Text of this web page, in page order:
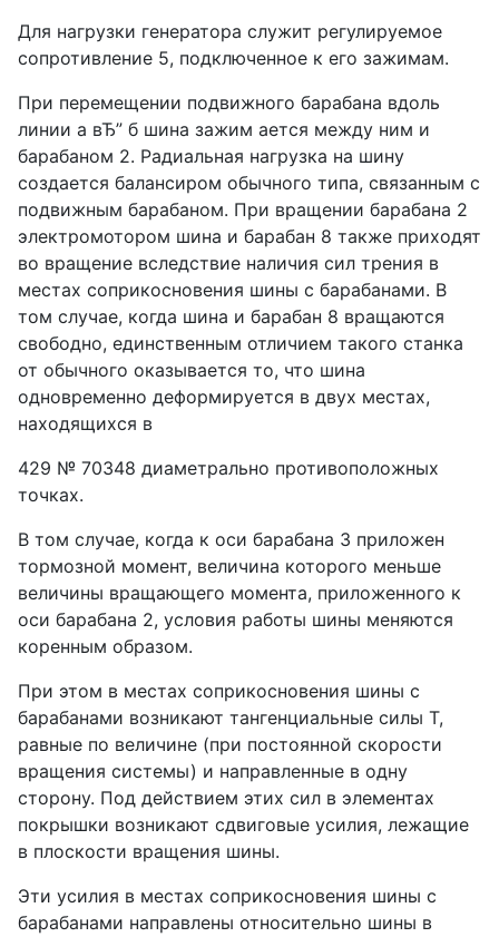
Для нагрузки генератора служит регулируемое
сопротивление 5, подключенное к его зажимам.
При перемещении подвижного барабана вдоль
линии а вЂ” б шина зажим ается между ним и
барабаном 2. Радиальная нагрузка на шину
создается балансиром обычного типа, связанным с
подвижным барабаном. При вращении барабана 2
электромотором шина и барабан 8 также приходят
во вращение вследствие наличия сил трения в
местах соприкосновения шины с барабанами. В
том случае, когда шина и барабан 8 вращаются
свободно, единственным отличием такого станка
от обычного оказывается то, что шина
одновременно деформируется в двух местах,
находящихся в
429 № 70348 диаметрально противоположных
точках.
В том случае, когда к оси барабана 3 приложен
тормозной момент, величина которого меньше
величины вращающего момента, приложенного к
оси барабана 2, условия работы шины меняются
коренным образом.
При этом в местах соприкосновения шины с
барабанами возникают тангенциальные силы Т,
равные по величине (при постоянной скорости
вращения системы) и направленные в одну
сторону. Под действием этих сил в элементах
покрышки возникают сдвиговые усилия, лежащие
в плоскости вращения шины.
Эти усилия в местах соприкосновения шины с
барабанами направлены относительно шины в